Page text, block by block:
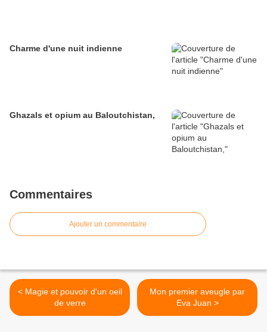
Charme d'une nuit indienne
Ghazals et opium au Baloutchistan,
Commentaires
Ajouter un commentaire
< Magie et pouvoir d'un oeil
de verre
Mon premier aveugle par
Eva Juan >